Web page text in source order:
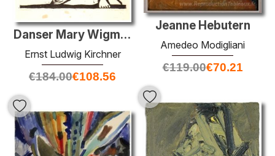
Jeanne Hebutern
Amedeo Modigliani
€119.00€70.21
Danser Mary Wigman
Ernst Ludwig Kirchner
€184.00€108.56